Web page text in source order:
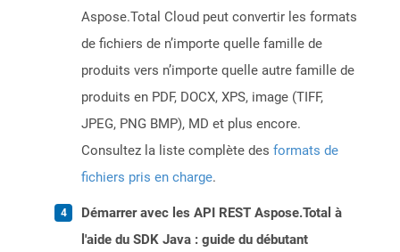
Aspose.Total Cloud peut convertir les formats
de fichiers de n’importe quelle famille de
produits vers n’importe quelle autre famille de
produits en PDF, DOCX, XPS, image (TIFF,
JPEG, PNG BMP), MD et plus encore.
Consultez la liste complète des formats de
fichiers pris en charge.
Démarrer avec les API REST Aspose.Total à
l'aide du SDK Java : guide du débutant